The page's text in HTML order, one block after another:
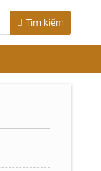
Tìm kiếm